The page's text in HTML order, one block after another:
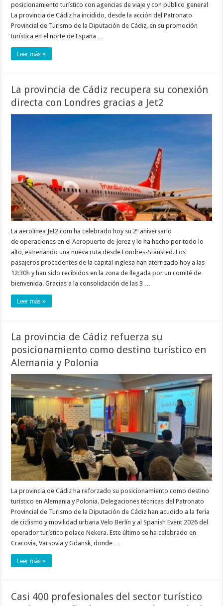
posicionamiento turístico con agencias de viaje y con público general
La provincia de Cádiz ha incidido, desde la acción del Patronato
Provincial de Turismo de la Diputación de Cádiz, en su promoción
turística en el norte de España …
Leer más »
La provincia de Cádiz recupera su conexión
directa con Londres gracias a Jet2
La aerolínea Jet2.com ha celebrado hoy su 2º aniversario
de operaciones en el Aeropuerto de Jerez y lo ha hecho por todo lo
alto, estrenando una nueva ruta desde Londres-Stansted. Los
pasajeros procedentes de la capital inglesa han aterrizado hoy a las
12:30h y han sido recibidos en la zona de llegada por un comité de
bienvenida. Gracias a la consolidación de las 3 …
Leer más »
La provincia de Cádiz refuerza su
posicionamiento como destino turístico en
Alemania y Polonia
La provincia de Cádiz ha reforzado su posicionamiento como destino
turístico en Alemania y Polonia. Delegaciones técnicas del Patronato
Provincial de Turismo de la Diputación de Cádiz han acudido a la feria
de ciclismo y movilidad urbana Velo Berlín y al Spanish Event 2026 del
operador turístico polaco Nekera. Este último se ha celebrado en
Cracovia, Varsovia y Gdansk, donde …
Leer más »
Casi 400 profesionales del sector turístico